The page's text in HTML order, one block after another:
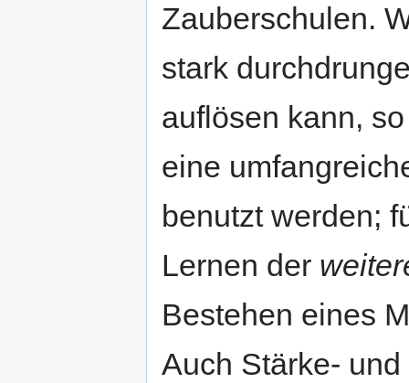
Zauberschulen.
stark
auflösen kann,
eine
benutzt werden;
Lernen der
Bestehen eines
Auch Stärke-